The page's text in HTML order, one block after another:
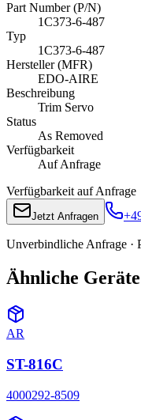
Part Number (P/N)
1C373-6-487
Typ
1C373-6-487
Hersteller (MFR)
EDO-AIRE
Beschreibung
Trim Servo
Status
As Removed
Verfügbarkeit
Auf Anfrage
Verfügbarkeit auf Anfrage
Jetzt Anfragen
Unverbindliche Anfrage ·
Ähnliche Geräte
AR
ST-816C
4000292-8509